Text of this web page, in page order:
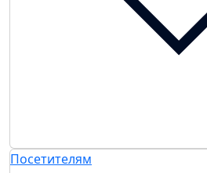
Посетителям